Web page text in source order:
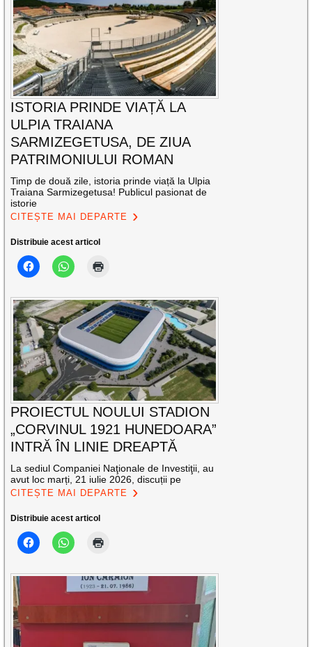
ISTORIA PRINDE VIAȚĂ LA
ULPIA TRAIANA
SARMIZEGETUSA, DE ZIUA
PATRIMONIULUI ROMAN
Timp de două zile, istoria prinde viață la Ulpia
Traiana Sarmizegetusa! Publicul pasionat de
istorie
CITEȘTE MAI DEPARTE
Distribuie acest articol
PROIECTUL NOULUI STADION
„CORVINUL 1921 HUNEDOARA”
INTRĂ ÎN LINIE DREAPTĂ
La sediul Companiei Naţionale de Investiţii, au
avut loc marți, 21 iulie 2026, discuții pe
CITEȘTE MAI DEPARTE
Distribuie acest articol